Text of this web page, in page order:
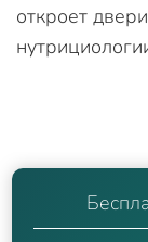
откроет